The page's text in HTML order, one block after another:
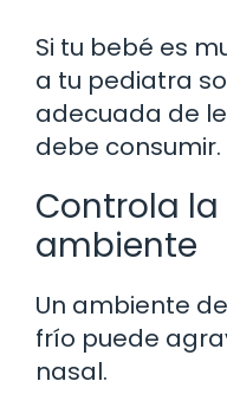
Si tu bebé es
a tu pediatra
adecuada de
debe consumir.
Controla
ambiente
Un ambiente
frío puede
nasal.